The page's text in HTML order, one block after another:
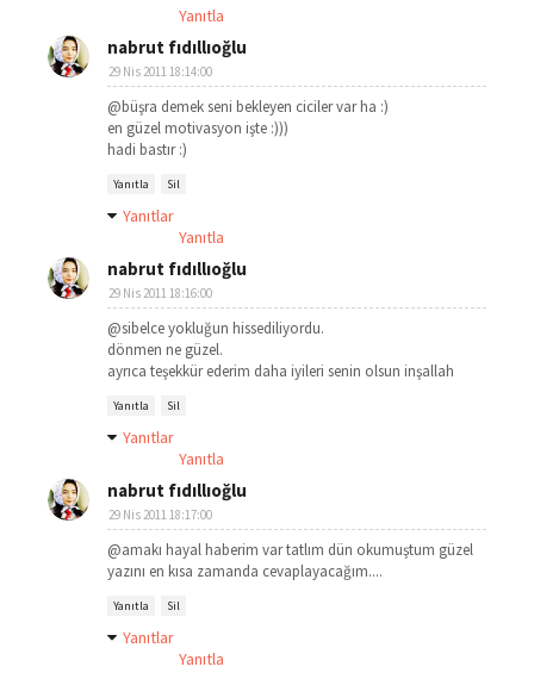
Yanıtla
nabrut fıdıllıoğlu
29 Nis 2011 18:14:00
@büşra demek seni bekleyen ciciler var ha :)
en güzel motivasyon işte :)))
hadi bastır :)
Yanıtla Sil
Yanıtlar
Yanıtla
nabrut fıdıllıoğlu
29 Nis 2011 18:16:00
@sibelce yokluğun hissediliyordu.
dönmen ne güzel.
ayrıca teşekkür ederim daha iyileri senin olsun inşallah
Yanıtla Sil
Yanıtlar
Yanıtla
nabrut fıdıllıoğlu
29 Nis 2011 18:17:00
@amakı hayal haberim var tatlım dün okumuştum güzel
yazını en kısa zamanda cevaplayacağım....
Yanıtla Sil
Yanıtlar
Yanıtla